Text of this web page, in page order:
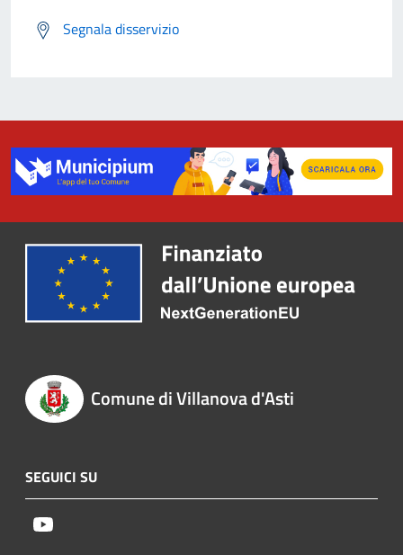
Segnala disservizio
Comune di Villanova d'Asti
SEGUICI SU